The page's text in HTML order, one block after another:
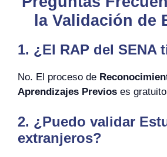
la Validación de
1. ¿El RAP del SENA
No. El proceso de
Aprendizajes Previos es
2. ¿Puedo validar
extranjeros?